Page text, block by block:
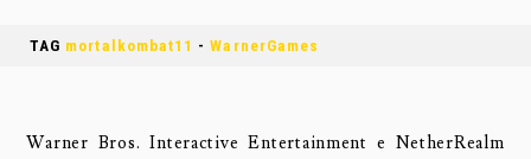
TAG mortalkombat11 -WarnerGames
Warner Bros. Interactive Entertainment e NetherRealm